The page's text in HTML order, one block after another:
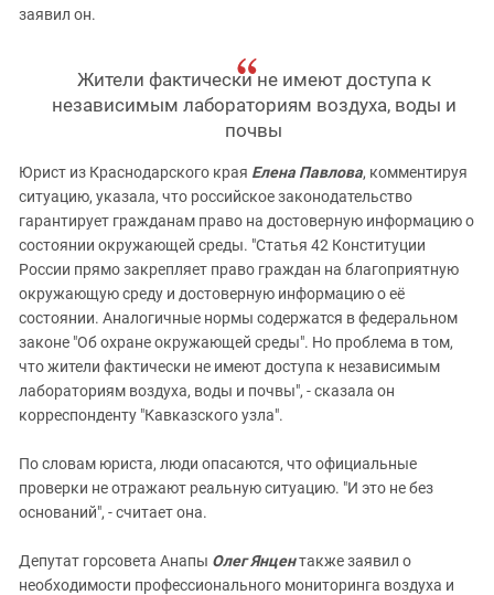
заявил он.
Жители фактически не имеют доступа к
независимым лабораториям воздуха, воды и
почвы
Юрист из Краснодарского края Елена Павлова, комментируя
ситуацию, указала, что российское законодательство
гарантирует гражданам право на достоверную информацию о
состоянии окружающей среды. "Статья 42 Конституции
России прямо закрепляет право граждан на благоприятную
окружающую среду и достоверную информацию о её
состоянии. Аналогичные нормы содержатся в федеральном
законе "Об охране окружающей среды". Но проблема в том,
что жители фактически не имеют доступа к независимым
лабораториям воздуха, воды и почвы", - сказала он
корреспонденту "Кавказского узла".
По словам юриста, люди опасаются, что официальные
проверки не отражают реальную ситуацию. "И это не без
оснований", - считает она.
Депутат горсовета Анапы Олег Янцентакже заявил о
необходимости профессионального мониторинга воздуха и